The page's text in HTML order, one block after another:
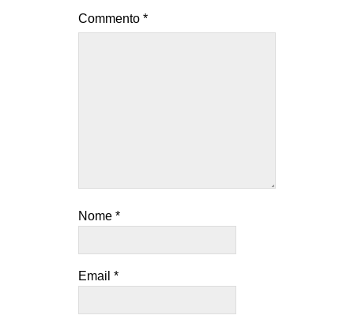
Commento *
Nome *
Email *